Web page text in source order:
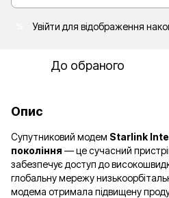
Увійти для відображення
До обраного
Опис
Супутниковий модем Starlink
покоління — це сучасний
забезпечує доступ до
глобальну мережу
модема отримала підвищену